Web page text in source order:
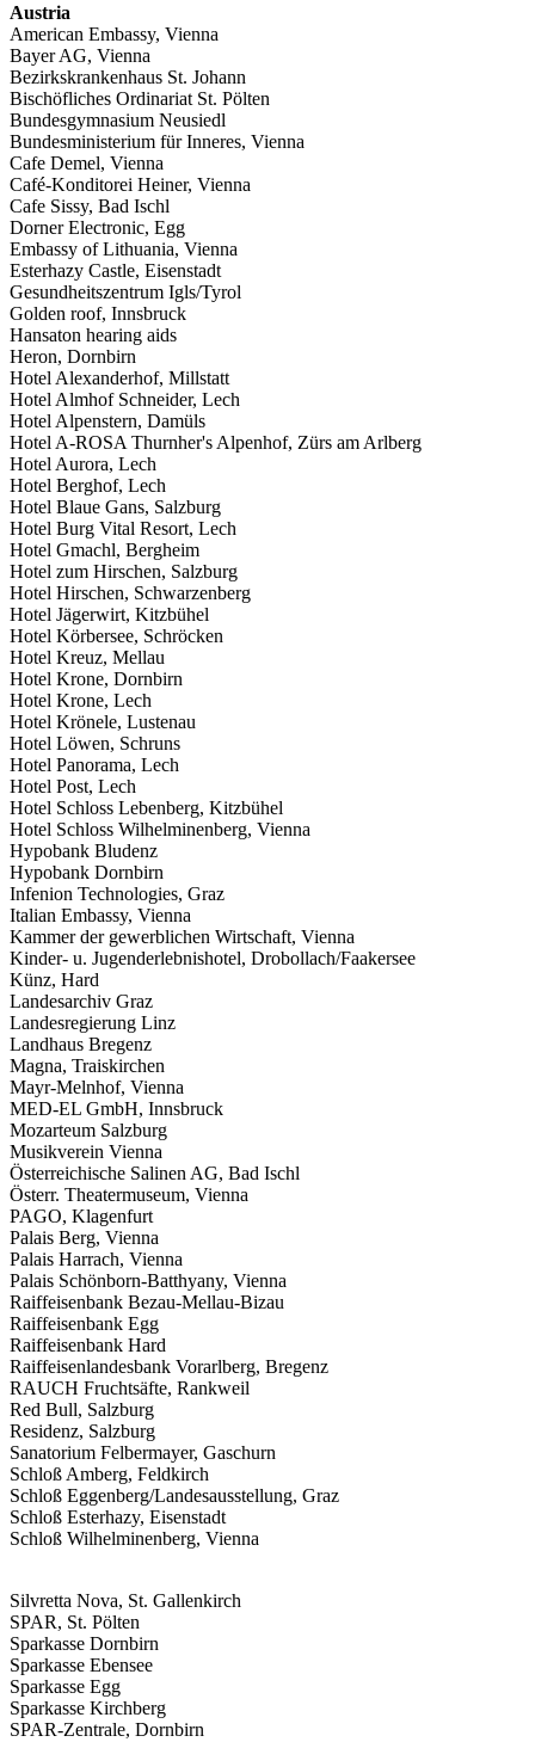
Austria
American Embassy, Vienna
Bayer AG, Vienna
Bezirkskrankenhaus St. Johann
Bischöfliches Ordinariat St. Pölten
Bundesgymnasium Neusiedl
Bundesministerium für Inneres, Vienna
Cafe Demel, Vienna
Café-Konditorei Heiner, Vienna
Cafe Sissy, Bad Ischl
Dorner Electronic, Egg
Embassy of Lithuania, Vienna
Esterhazy Castle, Eisenstadt
Gesundheitszentrum Igls/Tyrol
Golden roof, Innsbruck
Hansaton hearing aids
Heron, Dornbirn
Hotel Alexanderhof, Millstatt
Hotel Almhof Schneider, Lech
Hotel Alpenstern, Damüls
Hotel A-ROSA Thurnher's Alpenhof, Zürs am Arlberg
Hotel Aurora, Lech
Hotel Berghof, Lech
Hotel Blaue Gans, Salzburg
Hotel Burg Vital Resort, Lech
Hotel Gmachl, Bergheim
Hotel zum Hirschen, Salzburg
Hotel Hirschen, Schwarzenberg
Hotel Jägerwirt, Kitzbühel
Hotel Körbersee, Schröcken
Hotel Kreuz, Mellau
Hotel Krone, Dornbirn
Hotel Krone, Lech
Hotel Krönele, Lustenau
Hotel Löwen, Schruns
Hotel Panorama, Lech
Hotel Post, Lech
Hotel Schloss Lebenberg, Kitzbühel
Hotel Schloss Wilhelminenberg, Vienna
Hypobank Bludenz
Hypobank Dornbirn
Infenion Technologies, Graz
Italian Embassy, Vienna
Kammer der gewerblichen Wirtschaft, Vienna
Kinder- u. Jugenderlebnishotel, Drobollach/Faakersee
Künz, Hard
Landesarchiv Graz
Landesregierung Linz
Landhaus Bregenz
Magna, Traiskirchen
Mayr-Melnhof, Vienna
MED-EL GmbH, Innsbruck
Mozarteum Salzburg
Musikverein Vienna
Österreichische Salinen AG, Bad Ischl
Österr. Theatermuseum, Vienna
PAGO, Klagenfurt
Palais Berg, Vienna
Palais Harrach, Vienna
Palais Schönborn-Batthyany, Vienna
Raiffeisenbank Bezau-Mellau-Bizau
Raiffeisenbank Egg
Raiffeisenbank Hard
Raiffeisenlandesbank Vorarlberg, Bregenz
RAUCH Fruchtsäfte, Rankweil
Red Bull, Salzburg
Residenz, Salzburg
Sanatorium Felbermayer, Gaschurn
Schloß Amberg, Feldkirch
Schloß Eggenberg/Landesausstellung, Graz
Schloß Esterhazy, Eisenstadt
Schloß Wilhelminenberg, Vienna
Silvretta Nova, St. Gallenkirch
SPAR, St. Pölten
Sparkasse Dornbirn
Sparkasse Ebensee
Sparkasse Egg
Sparkasse Kirchberg
SPAR-Zentrale, Dornbirn